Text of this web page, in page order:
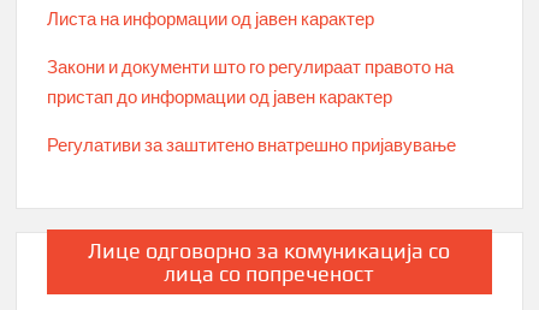
Листа на информации од јавен карактер
Закони и документи што го регулираат правото на
пристап до информации од јавен карактер
Регулативи за заштитено внатрешно пријавување
Лице одговорно за комуникација со
лица со попреченост